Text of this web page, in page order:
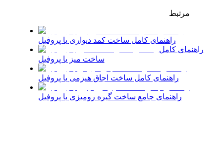
مرتبط
راهنمای کامل ساخت کمد دیواری با پروفیل
راهنمای کامل
ساخت میز با پروفیل
راهنمای کامل ساخت اجاق هیزمی با پروفیل
راهنمای جامع ساخت گیره رومیزی با پروفیل